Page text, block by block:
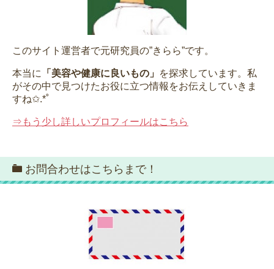
このサイト運営者で元研究員の”きらら”です。
本当に 「美容や健康に良いもの」 を探求しています。私
がその中で見つけたお役に立つ情報をお伝えしていきま
すね✩.*˚
⇒もう少し詳しいプロフィールはこちら
お問合わせはこちらまで！